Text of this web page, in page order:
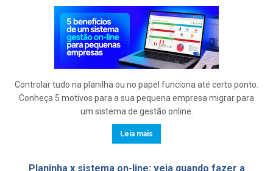
Controlar tudo na planilha ou no papel funciona até certo ponto.
Conheça 5 motivos para a sua pequena empresa migrar para
um sistema de gestão online.
Leia mais
Planinha x sistema on-line: veja quando fazer a